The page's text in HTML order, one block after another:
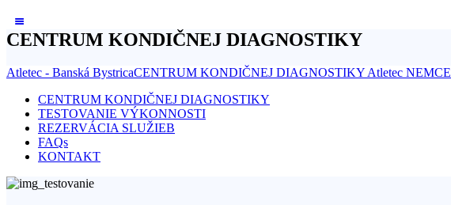
CENTRUM KONDIČNEJ DIAGNOSTIKY
Atletec - Banská BystricaCENTRUM KONDIČNEJ DIAGNOSTIKY Atletec NEMCE
CENTRUM KONDIČNEJ DIAGNOSTIKY
TESTOVANIE VÝKONNOSTI
REZERVÁCIA SLUŽIEB
FAQs
KONTAKT